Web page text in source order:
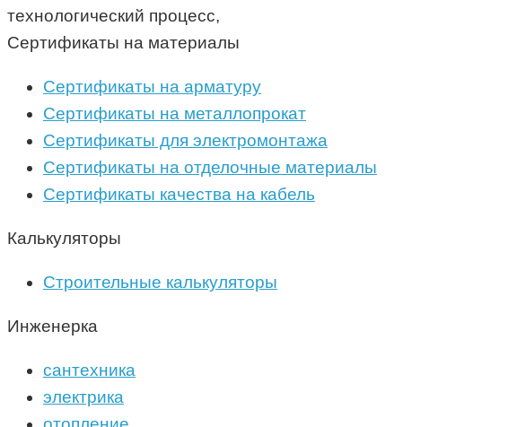
технологический процесс,
Сертификаты на материалы
Сертификаты на арматуру
Сертификаты на металлопрокат
Сертификаты для электромонтажа
Сертификаты на отделочные материалы
Сертификаты качества на кабель
Калькуляторы
Строительные калькуляторы
Инженерка
сантехника
электрика